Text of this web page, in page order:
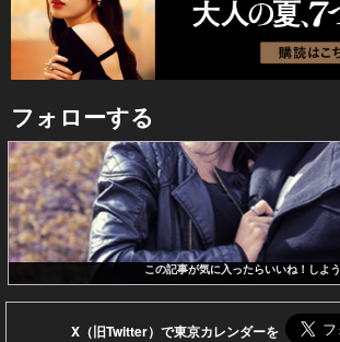
フォローする
この記事が気に入ったらいいね！しよう
X（旧Twitter）で東京カレンダーを